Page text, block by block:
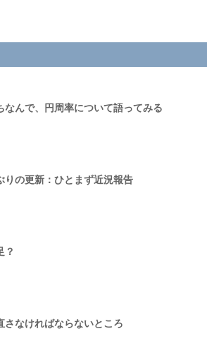
なんで、円周率について語ってみる
りの更新：ひとまず近況報告
？
さなければならないところ